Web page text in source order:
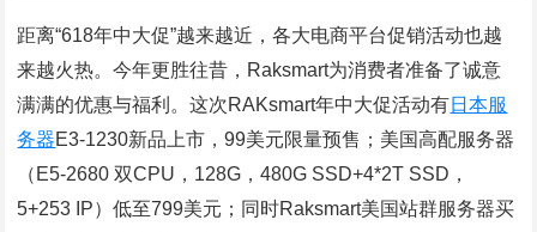
距离“618年中大促”越来越近，各大电商平台促销活动也越
来越火热。今年更胜往昔，Raksmart为消费者准备了诚意
满满的优惠与福利。这次RAKsmart年中大促活动有日本服
务器E3-1230新品上市，99美元限量预售；美国高配服务器
（E5-2680 双CPU，128G，480G SSD+4*2T SSD，
5+253 IP）低至799美元；同时Raksmart美国站群服务器买